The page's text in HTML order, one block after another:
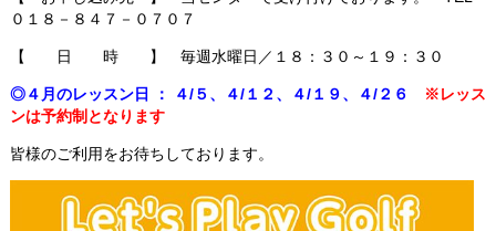
０１８－８４７－０７０７
【 日 時 】 毎週水曜日／１８：３０～１９：３０
◎４月のレッスン日 ： ４/５、４/１２、４/１９、４/２６
※レッス
ンは予約制となります
皆様のご利用をお待ちしております。